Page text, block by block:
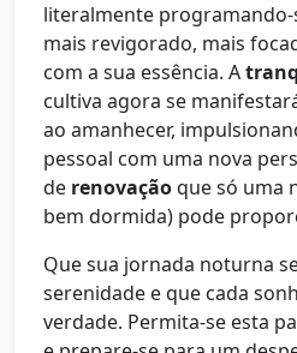
literalmente
mais revigorado, mais
com a sua essência. A
cultiva agora se
ao amanhecer,
pessoal com uma nova
de renovaçãoque só uma
bem dormida) pode
Que sua jornada noturna
serenidade e que cada
verdade. Permita-se esta